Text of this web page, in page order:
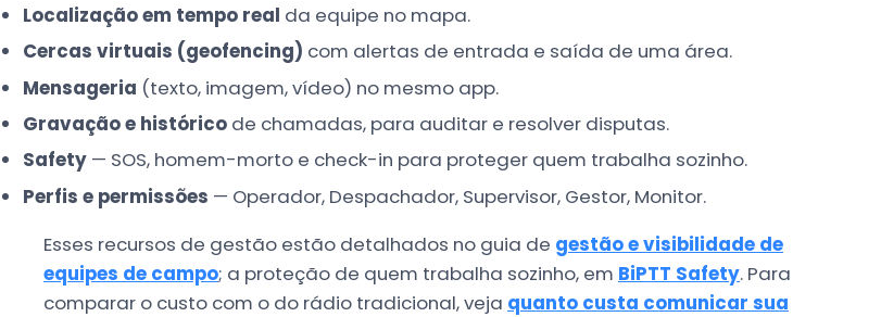
Localização em tempo real da equipe no mapa.
Cercas virtuais (geofencing) com alertas de entrada e saída de uma área.
Mensageria (texto, imagem, vídeo) no mesmo app.
Gravação e históricode chamadas, para auditar e resolver disputas.
Safety— SOS, homem-morto e check-in para proteger quem trabalha sozinho.
Perfis e permissões — Operador, Despachador, Supervisor, Gestor, Monitor.
Esses recursos de gestão estão detalhados no guia de gestão e visibilidade de
equipes de campo; a proteção de quem trabalha sozinho, em BiPTT Safety. Para
comparar o custo com o do rádio tradicional, veja quanto custa comunicar sua